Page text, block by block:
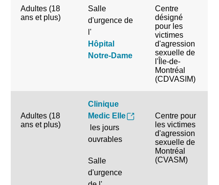
Adultes (18
ans et plus)
Salle
d'urgence de
l'
Hôpital
Notre-Dame
Centre
désigné
pour les
victimes
d'agression
sexuelle de
l'Île-de-
Montréal
(CDVASIM)
Adultes (18
ans et plus)
Clinique
Medic Elle
les jours
ouvrables
Salle
d'urgence
Centre pour
les victimes
d'agression
sexuelle de
Montréal
(CVASM)